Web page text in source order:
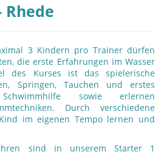
3 Kindern pro Trainer dürfen
die erste Erfahrungen im Wasser
des Kurses ist das spielerische
Springen, Tauchen und erstes
sowie erlernen
Durch verschiedene
im eigenen Tempo lernen und
sind in unserem Starter 1